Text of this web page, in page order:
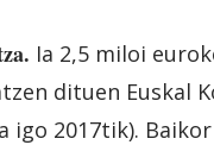
Ia 2,5 miloi
dituen Euskal
igo 2017tik).